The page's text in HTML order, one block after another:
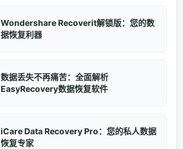
Wondershare Recoverit解锁版：您的数
据恢复利器
数据丢失不再痛苦：全面解析
EasyRecovery数据恢复软件
iCare Data Recovery Pro：您的私人数据
恢复专家